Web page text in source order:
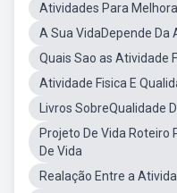
Atividades Para
A Sua VidaDepende Da
Quais Sao as Atividade
Atividade Fisica E
Livros SobreQualidade
Projeto De Vida Roteiro
De Vida
Realação Entre a